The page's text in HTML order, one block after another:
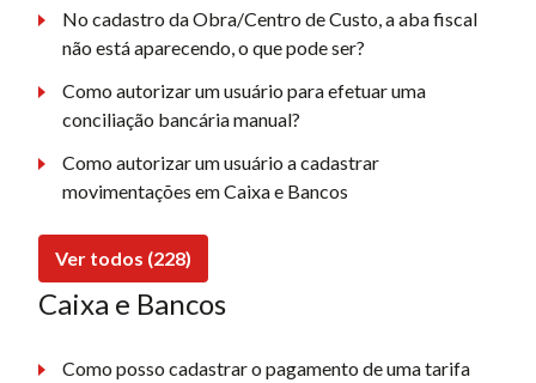
No cadastro da Obra/Centro de Custo, a aba fiscal
não está aparecendo, o que pode ser?
Como autorizar um usuário para efetuar uma
conciliação bancária manual?
Como autorizar um usuário a cadastrar
movimentações em Caixa e Bancos
Ver todos (228)
Caixa e Bancos
Como posso cadastrar o pagamento de uma tarifa